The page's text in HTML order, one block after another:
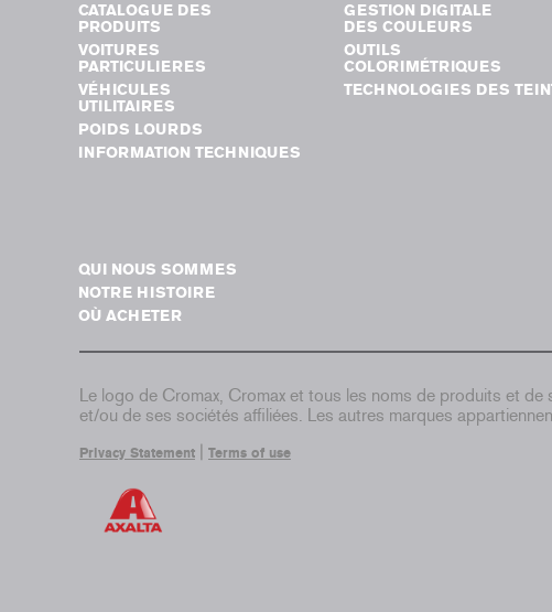
CATALOGUE DES
PRODUITS
VOITURES
PARTICULIERES
VÉHICULES
UTILITAIRES
POIDS LOURDS
INFORMATION TECHNIQUES
GESTION DIGITALE
DES COULEURS
OUTILS
COLORIMÉTRIQUES
TECHNOLOGIES DES
QUI NOUS SOMMES
NOTRE HISTOIRE
OÙ ACHETER
Le logo de Cromax, Cromax et tous les noms de produits et
et/ou de ses sociétés affiliées. Les autres marques
Privacy Statement Terms of use